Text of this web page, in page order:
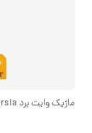
ماژیک وایت برد Persia پرشیا مدل سر تخت SOO-059